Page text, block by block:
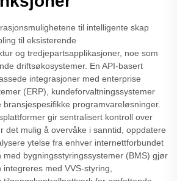
til intelligente skap
til eksisterende
og tredjepartsapplikasjoner, noe som
driftsøkosystemer. En API-basert
integrasjoner med enterprise
(ERP), kundeforvaltningssystemer
programvareløsninger.
gir sentralisert kontroll over
det mulig å overvåke i sanntid, oppdatere
ytelse fra enhver internettforbundet
med bygningsstyringssystemer (BMS) gjør
med VVS-styring,